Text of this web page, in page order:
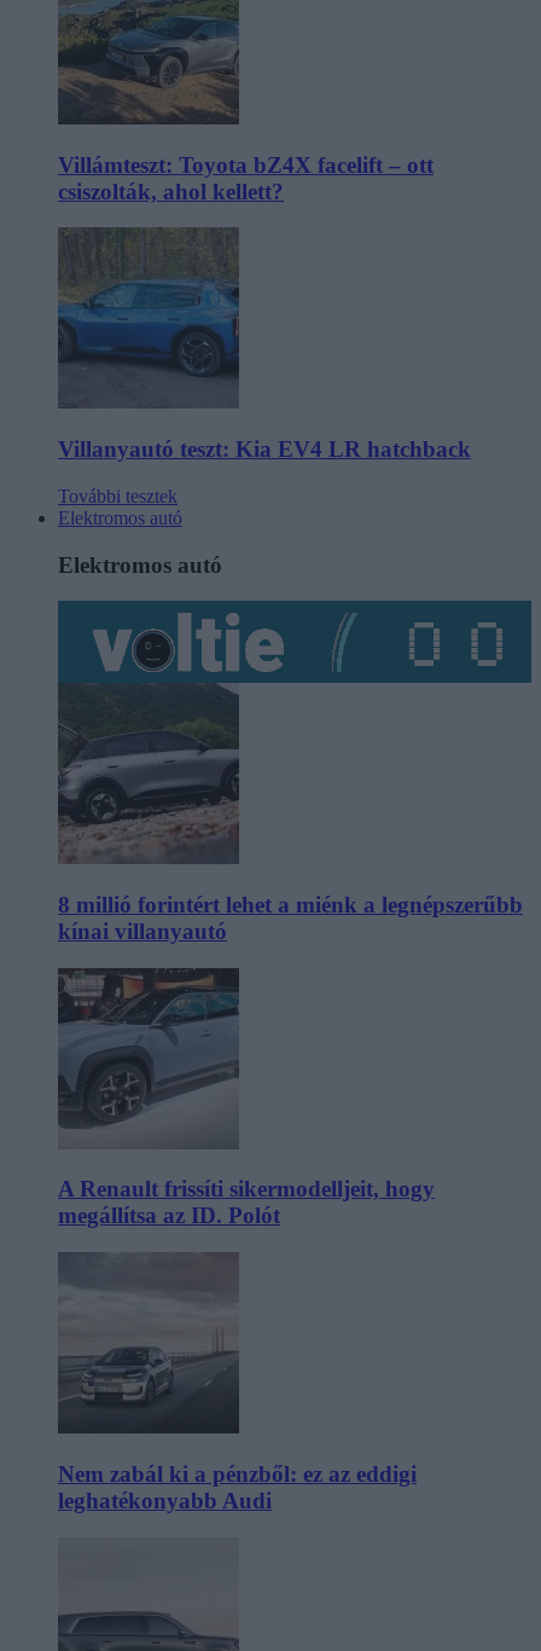
Villámteszt: Toyota bZ4X facelift – ott
csiszolták, ahol kellett?
Villanyautó teszt: Kia EV4 LR hatchback
További tesztek
Elektromos autó
Elektromos autó
8 millió forintért lehet a miénk a legnépszerűbb
kínai villanyautó
A Renault frissíti sikermodelljeit, hogy
megállítsa az ID. Polót
Nem zabál ki a pénzből: ez az eddigi
leghatékonyabb Audi